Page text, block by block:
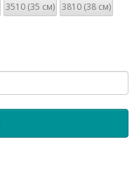
3510 (35 см) 3810 (38 см)